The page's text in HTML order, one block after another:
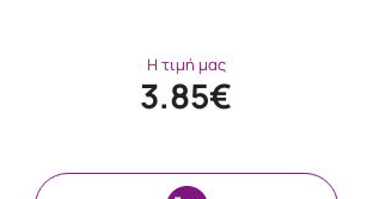
Η τιμή μας
3.85€